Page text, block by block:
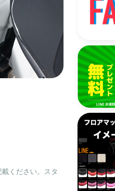
ください。スタ